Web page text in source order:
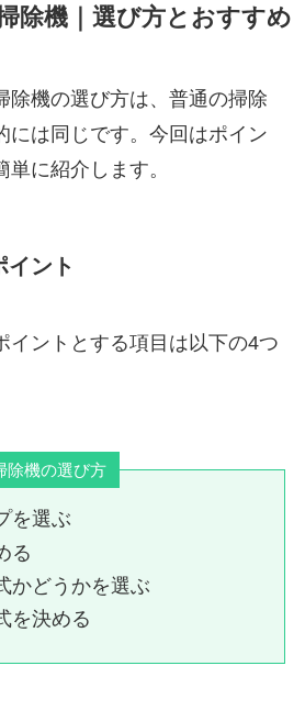
除機｜選び方とおすすめ
除機の選び方は、普通の掃除
には同じです。今回はポイン
単に紹介します。
イント
イントとする項目は以下の4つ
除機の選び方
を選ぶ
る
かどうかを選ぶ
を決める